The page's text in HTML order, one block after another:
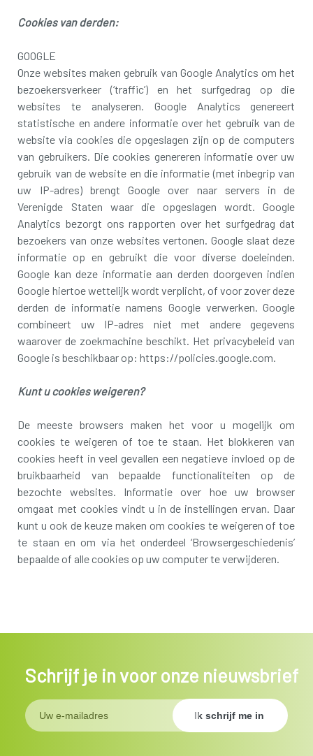
Cookies van derden:
GOOGLE
Onze websites maken gebruik van Google Analytics om het
bezoekersverkeer (‘traffic’) en het surfgedrag op die
websites te analyseren. Google Analytics genereert
statistische en andere informatie over het gebruik van de
website via cookies die opgeslagen zijn op de computers
van gebruikers. Die cookies genereren informatie over uw
gebruik van de website en die informatie (met inbegrip van
uw IP-adres) brengt Google over naar servers in de
Verenigde Staten waar die opgeslagen wordt. Google
Analytics bezorgt ons rapporten over het surfgedrag dat
bezoekers van onze websites vertonen. Google slaat deze
informatie op en gebruikt die voor diverse doeleinden.
Google kan deze informatie aan derden doorgeven indien
Google hiertoe wettelijk wordt verplicht, of voor zover deze
derden de informatie namens Google verwerken. Google
combineert uw IP-adres niet met andere gegevens
waarover de zoekmachine beschikt. Het privacybeleid van
Google is beschikbaar op: https://policies.google.com.
Kunt u cookies weigeren?
De meeste browsers maken het voor u mogelijk om
cookies te weigeren of toe te staan. Het blokkeren van
cookies heeft in veel gevallen een negatieve invloed op de
bruikbaarheid van bepaalde functionaliteiten op de
bezochte websites. Informatie over hoe uw browser
omgaat met cookies vindt u in de instellingen ervan. Daar
kunt u ook de keuze maken om cookies te weigeren of toe
te staan en om via het onderdeel ‘Browsergeschiedenis’
bepaalde of alle cookies op uw computer te verwijderen.
Schrijf je in voor onze nieuwsbrief